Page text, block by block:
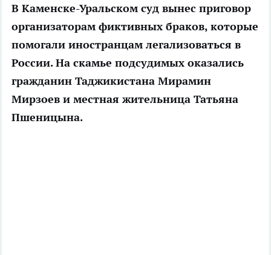
В Каменске-Уральском суд вынес приговор
организаторам фиктивных браков, которые
помогали иностранцам легализоваться в
России. На скамье подсудимых оказались
гражданин Таджикистана Мирамин
Мирзоев и местная жительница Татьяна
Пшеницына.